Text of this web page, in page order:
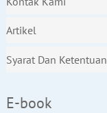
Artikel
Syarat Dan Ketentuan
E-book